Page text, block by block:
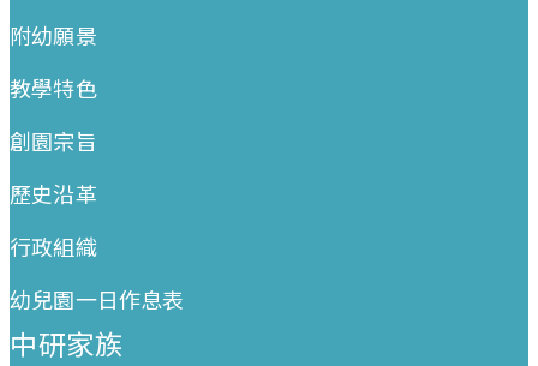
附幼願景
教學特色
創園宗旨
歷史沿革
行政組織
幼兒園一日作息表
中研家族